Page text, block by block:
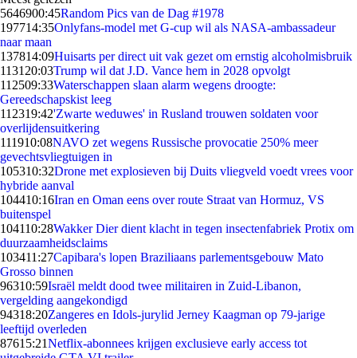
5646900:45Random Pics van de Dag #1978
197714:35Onlyfans-model met G-cup wil als NASA-ambassadeur
naar maan
137814:09Huisarts per direct uit vak gezet om ernstig alcoholmisbruik
1131 20:03Trump wil dat J.D. Vance hem in 2028 opvolgt
112509:33Waterschappen slaan alarm wegens droogte:
Gereedschapskist leeg
112319:42'Zwarte weduwes' in Rusland trouwen soldaten voor
overlijdensuitkering
111910:08NAVO zet wegens Russische provocatie 250% meer
gevechtsvliegtuigen in
105310:32Drone met explosieven bij Duits vliegveld voedt vrees voor
hybride aanval
104410:16Iran en Oman eens over route Straat van Hormuz, VS
buitenspel
104110:28Wakker Dier dient klacht in tegen insectenfabriek Protix om
duurzaamheidsclaims
103411:27Capibara's lopen Braziliaans parlementsgebouw Mato
Grosso binnen
96310:59Israël meldt dood twee militairen in Zuid-Libanon,
vergelding aangekondigd
94318:20Zangeres en Idols-jurylid Jerney Kaagman op 79-jarige
leeftijd overleden
87615:21Netflix-abonnees krijgen exclusieve early access tot